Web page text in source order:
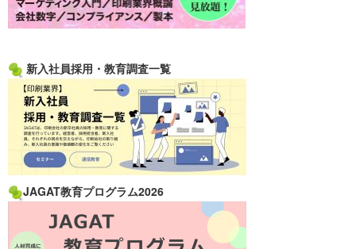
新入社員採用・教育調査一覧
JAGAT教育プログラム2026